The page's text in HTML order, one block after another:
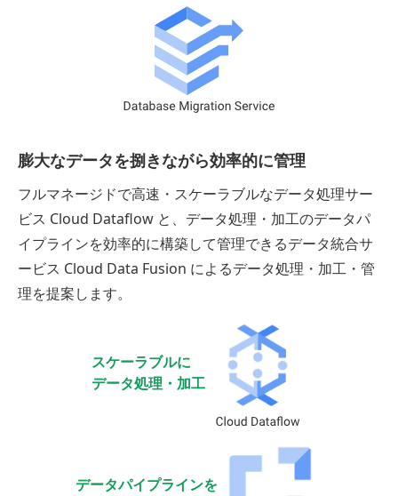
膨大なデータを捌きながら効率的に管理
フルマネージドで高速・スケーラブルなデータ処理サー
ビス Cloud Dataflow と、データ処理・加工のデータパ
イプラインを効率的に構築して管理できるデータ統合サ
ービス Cloud Data Fusion によるデータ処理・加工・管
理を提案します。
スケーラブルに
データ処理・加工
データパイプラインを